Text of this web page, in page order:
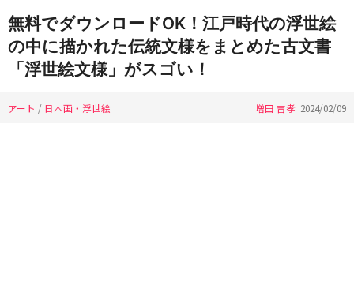
無料でダウンロードOK！江戸時代の浮世絵
の中に描かれた伝統文様をまとめた古文書
「浮世絵文様」がスゴい！
アート / 日本画・浮世絵 増田 吉孝 2024/02/09